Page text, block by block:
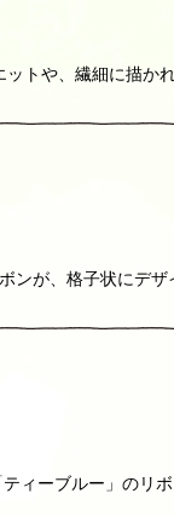
ットや、繊細に描か
ンが、格子状にデ
ティーブルー」のリ